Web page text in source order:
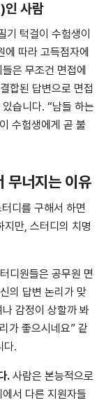
인 사람
기 턱걸이 수험생이
에 따라 고득점자에
은 무조건 면접에
합된 답변으로 면접
습니다. “남들 하는
수험생에게 곧 불
무너지는 이유
디를 구해서 하면
만, 스터디의 치명
디원들은 공무원 면
의 답변 논리가 맞
감정이 상할까 봐
가 좋으시네요” 같
다.
. 사람은 본능적으로
서 다른 지원자들